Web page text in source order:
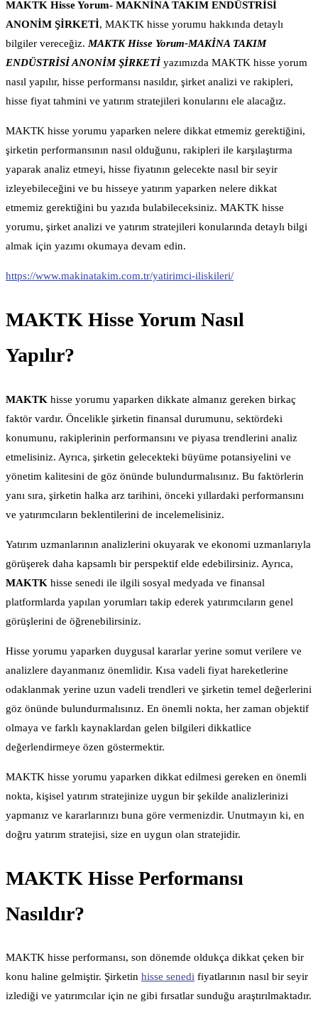
MAKTK Hisse Yorum- MAKNİNA TAKIM ENDÜSTRİSİ
ANONİM ŞİRKETİ, MAKTK hisse yorumu hakkında detaylı
bilgiler vereceğiz. MAKTK Hisse Yorum-MAKİNA TAKIM
ENDÜSTRİSİ ANONİM ŞİRKETİyazımızda MAKTK hisse yorum
nasıl yapılır, hisse performansı nasıldır, şirket analizi ve rakipleri,
hisse fiyat tahmini ve yatırım stratejileri konularını ele alacağız.
MAKTK hisse yorumu yaparken nelere dikkat etmemiz gerektiğini,
şirketin performansının nasıl olduğunu, rakipleri ile karşılaştırma
yaparak analiz etmeyi, hisse fiyatının gelecekte nasıl bir seyir
izleyebileceğini ve bu hisseye yatırım yaparken nelere dikkat
etmemiz gerektiğini bu yazıda bulabileceksiniz. MAKTK hisse
yorumu, şirket analizi ve yatırım stratejileri konularında detaylı bilgi
almak için yazımı okumaya devam edin.
https://www.makinatakim.com.tr/yatirimci-iliskileri/
MAKTK Hisse Yorum Nasıl
Yapılır?
MAKTK hisse yorumu yaparken dikkate almanız gereken birkaç
faktör vardır. Öncelikle şirketin finansal durumunu, sektördeki
konumunu, rakiplerinin performansını ve piyasa trendlerini analiz
etmelisiniz. Ayrıca, şirketin gelecekteki büyüme potansiyelini ve
yönetim kalitesini de göz önünde bulundurmalısınız. Bu faktörlerin
yanı sıra, şirketin halka arz tarihini, önceki yıllardaki performansını
ve yatırımcıların beklentilerini de incelemelisiniz.
Yatırım uzmanlarının analizlerini okuyarak ve ekonomi uzmanlarıyla
görüşerek daha kapsamlı bir perspektif elde edebilirsiniz. Ayrıca,
MAKTK hisse senedi ile ilgili sosyal medyada ve finansal
platformlarda yapılan yorumları takip ederek yatırımcıların genel
görüşlerini de öğrenebilirsiniz.
Hisse yorumu yaparken duygusal kararlar yerine somut verilere ve
analizlere dayanmanız önemlidir. Kısa vadeli fiyat hareketlerine
odaklanmak yerine uzun vadeli trendleri ve şirketin temel değerlerini
göz önünde bulundurmalısınız. En önemli nokta, her zaman objektif
olmaya ve farklı kaynaklardan gelen bilgileri dikkatlice
değerlendirmeye özen göstermektir.
MAKTK hisse yorumu yaparken dikkat edilmesi gereken en önemli
nokta, kişisel yatırım stratejinize uygun bir şekilde analizlerinizi
yapmanız ve kararlarınızı buna göre vermenizdir. Unutmayın ki, en
doğru yatırım stratejisi, size en uygun olan stratejidir.
MAKTK Hisse Performansı
Nasıldır?
MAKTK hisse performansı, son dönemde oldukça dikkat çeken bir
konu haline gelmiştir. Şirketin hisse senedi fiyatlarının nasıl bir seyir
izlediği ve yatırımcılar için ne gibi fırsatlar sunduğu araştırılmaktadır.